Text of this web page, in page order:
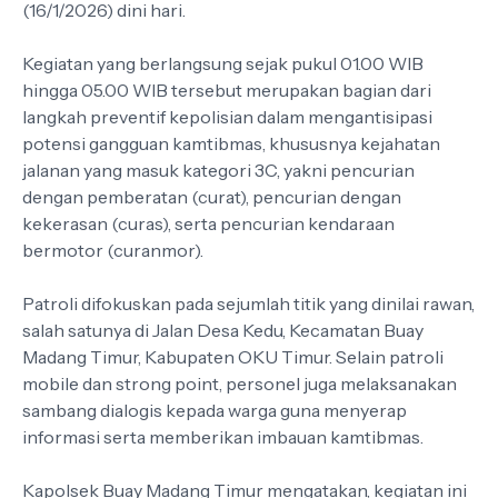
(16/1/2026) dini hari.
Kegiatan yang berlangsung sejak pukul 01.00 WIB
hingga 05.00 WIB tersebut merupakan bagian dari
langkah preventif kepolisian dalam mengantisipasi
potensi gangguan kamtibmas, khususnya kejahatan
jalanan yang masuk kategori 3C, yakni pencurian
dengan pemberatan (curat), pencurian dengan
kekerasan (curas), serta pencurian kendaraan
bermotor (curanmor).
Patroli difokuskan pada sejumlah titik yang dinilai rawan,
salah satunya di Jalan Desa Kedu, Kecamatan Buay
Madang Timur, Kabupaten OKU Timur. Selain patroli
mobile dan strong point, personel juga melaksanakan
sambang dialogis kepada warga guna menyerap
informasi serta memberikan imbauan kamtibmas.
Kapolsek Buay Madang Timur mengatakan, kegiatan ini